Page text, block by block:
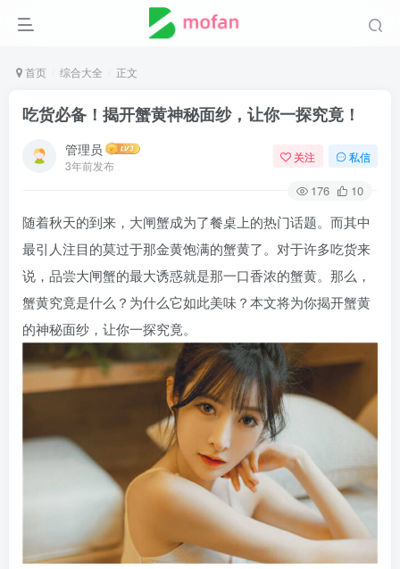
首页 综合大全 正文
吃货必备！揭开蟹黄神秘面纱，让你一探究竟！
管理员
3年前发布
关注 私信
176 10
随着秋天的到来，大闸蟹成为了餐桌上的热门话题。而其中
最引人注目的莫过于那金黄饱满的蟹黄了。对于许多吃货来
说，品尝大闸蟹的最大诱惑就是那一口香浓的蟹黄。那么，
蟹黄究竟是什么？为什么它如此美味？本文将为你揭开蟹黄
的神秘面纱，让你一探究竟。